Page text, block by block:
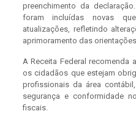
preenchimento da
foram incluídas novas
atualizações, refletindo
aprimoramento das
A Receita Federal
os cidadãos que estejam
profissionais da área
segurança e conformidade
fiscais.